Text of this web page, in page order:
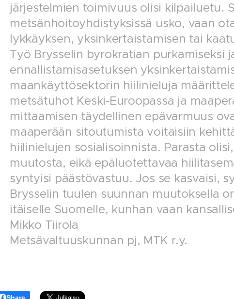
järjestelmien toimivuus olisi kilpailuetu.
metsänhoitoyhdistyksissä usko, vaan
lykkäyksen, yksinkertaistamisen tai
Työ Brysselin byrokratian purkamiseksi
ennallistamisasetuksen
maankäyttösektorin hiilinieluja
metsätuhot Keski-Euroopassa ja
mittaamisen täydellinen epävarmuus
maaperään sitoutumista voitaisiin
hiilinielujen sosialisoinnista. Parasta
muutosta, eikä epäluotettavaa
syntyisi päästövastuu. Jos se kasvaisi,
Brysselin tuulen suunnan muutoksella
itäiselle Suomelle, kunhan vaan
Mikko Tiirola
Metsävaltuuskunnan pj, MTK r.y.
Share